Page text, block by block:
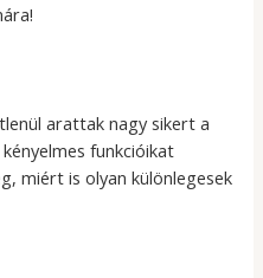
arattak nagy sikert a
funkcióikat
miért is olyan különlegesek